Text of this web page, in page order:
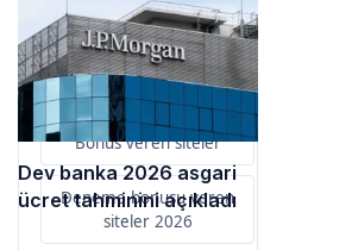
Sponsorlarımız
Bu içerik destekçileri
primebahis resmi giris
Bonus veren siteler
Deneme bonusu veren
siteler 2026
Dev banka 2026 asgari
ücret tahminini açıkladı